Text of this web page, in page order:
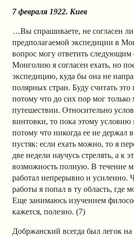
7 февраля 1922. Киев
…Вы спрашиваете, не согласен ли
предполагаемой экспедиции в
вопрос могу ответить следующим
Монголию я согласен ехать, но
экспедицию, куда бы она не
полярных стран. Буду считать
потому что до сих пор мог только
путешествии. Относительно
винтовки, то пока этому условию
потому что никогда ее не держал
пустяк: если ехать можно, то я
две недели научусь стрелять, а к
возможность полную. В течение
работал непрерывно и усиленно.
работы я попал в ту область, где
Еще занимаюсь изучением
кажется, полезно. (7)
Добржанский всегда был легок